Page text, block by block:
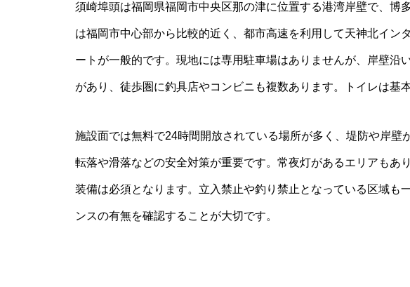
須崎埠頭は福岡県福岡市中央区那の津に位置する港湾岸壁で、博
は福岡市中心部から比較的近く、都市高速を利用して天神北イン
ートが一般的です。現地には専用駐車場はありませんが、岸壁沿
があり、徒歩圏に釣具店やコンビニも複数あります。トイレは基
施設面では無料で24時間開放されている場所が多く、堤防や岸壁
転落や滑落などの安全対策が重要です。常夜灯があるエリアもあ
装備は必須となります。立入禁止や釣り禁止となっている区域も
ンスの有無を確認することが大切です。